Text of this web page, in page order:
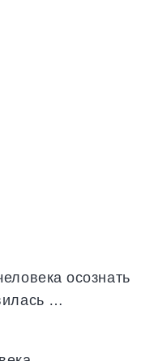
осознать
…